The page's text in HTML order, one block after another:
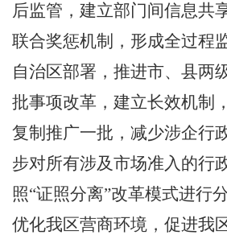
后监管，建立部门间信息共
联合奖惩机制，形成全过程
自治区部署，推进市、县两
批事项改革，建立长效机制
复制推广一批，减少涉企行
步对所有涉及市场准入的行
照“证照分离”改革模式进行
优化我区营商环境，促进我